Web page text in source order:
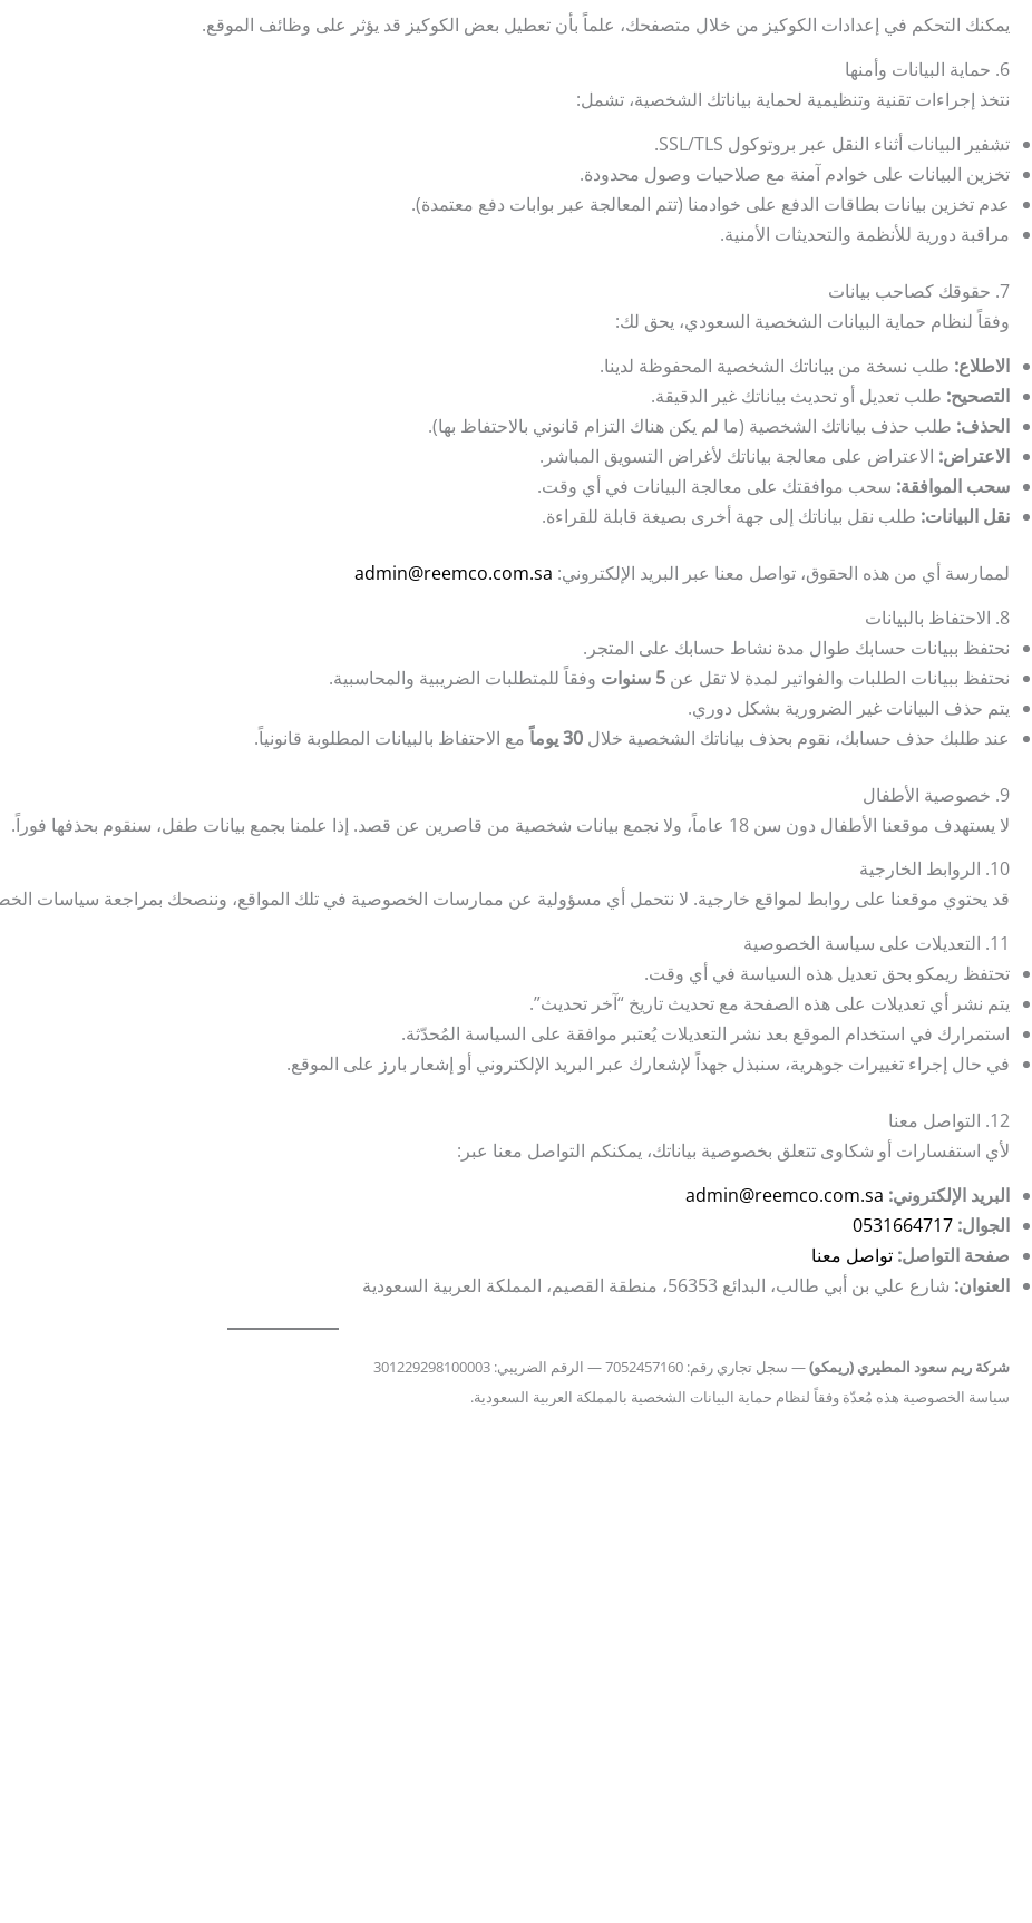
يمكنك التحكم في إعدادات الكوكيز من خلال متصفحك، علماً بأن تعطيل بعض الكوكيز قد يؤثر على وظائف الموقع.
6. حماية البيانات وأمنها
نتخذ إجراءات تقنية وتنظيمية لحماية بياناتك الشخصية، تشمل:
تشفير البيانات أثناء النقل عبر بروتوكول SSL/TLS.
تخزين البيانات على خوادم آمنة مع صلاحيات وصول محدودة.
عدم تخزين بيانات بطاقات الدفع على خوادمنا (تتم المعالجة عبر بوابات دفع معتمدة).
مراقبة دورية للأنظمة والتحديثات الأمنية.
7. حقوقك كصاحب بيانات
وفقاً لنظام حماية البيانات الشخصية السعودي، يحق لك:
الاطلاع: طلب نسخة من بياناتك الشخصية المحفوظة لدينا.
التصحيح: طلب تعديل أو تحديث بياناتك غير الدقيقة.
الحذف: طلب حذف بياناتك الشخصية (ما لم يكن هناك التزام قانوني بالاحتفاظ بها).
الاعتراض: الاعتراض على معالجة بياناتك لأغراض التسويق المباشر.
سحب الموافقة: سحب موافقتك على معالجة البيانات في أي وقت.
نقل البيانات: طلب نقل بياناتك إلى جهة أخرى بصيغة قابلة للقراءة.
لممارسة أي من هذه الحقوق، تواصل معنا عبر البريد الإلكتروني: admin@reemco.com.sa
8. الاحتفاظ بالبيانات
نحتفظ ببيانات حسابك طوال مدة نشاط حسابك على المتجر.
نحتفظ ببيانات الطلبات والفواتير لمدة لا تقل عن 5 سنوات
وفقاً للمتطلبات الضريبية والمحاسبية.
يتم حذف البيانات غير الضرورية بشكل دوري.
عند طلبك حذف حسابك، نقوم بحذف بياناتك الشخصية خلال 30 يوماً مع الاحتفاظ بالبيانات المطلوبة قانونياً.
9. خصوصية الأطفال
لا يستهدف موقعنا الأطفال دون سن 18 عاماً، ولا نجمع بيانات شخصية من قاصرين عن قصد. إذا علمنا بجمع بيانات طفل، سنقوم بحذفها فوراً.
10. الروابط الخارجية
قد يحتوي موقعنا على روابط لمواقع خارجية. لا نتحمل أي مسؤولية عن ممارسات الخصوصية في تلك المواقع، وننصحك بمراجعة سياسات
11. التعديلات على سياسة الخصوصية
تحتفظ ريمكو بحق تعديل هذه السياسة في أي وقت.
يتم نشر أي تعديلات على هذه الصفحة مع تحديث تاريخ “آخر تحديث”.
استمرارك في استخدام الموقع بعد نشر التعديلات يُعتبر موافقة على السياسة المُحدّثة.
في حال إجراء تغييرات جوهرية، سنبذل جهداً لإشعارك عبر البريد الإلكتروني أو إشعار بارز على الموقع.
12. التواصل معنا
لأي استفسارات أو شكاوى تتعلق بخصوصية بياناتك، يمكنكم التواصل معنا عبر:
البريد الإلكتروني: admin@reemco.com.sa
الجوال: 0531664717
صفحة التواصل: تواصل معنا
العنوان: شارع علي بن أبي طالب، البدائع 56353، منطقة القصيم، المملكة العربية السعودية
شركة ريم سعود المطيري (ريمكو)— سجل تجاري رقم: 7052457160 — الرقم الضريبي: 301229298100003
سياسة الخصوصية هذه مُعدّة وفقاً لنظام حماية البيانات الشخصية بالمملكة العربية السعودية.